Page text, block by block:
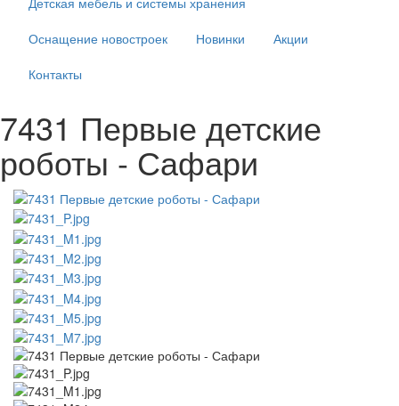
Оснащение новостроек
Новинки
Акции
Контакты
7431 Первые детские
роботы - Сафари